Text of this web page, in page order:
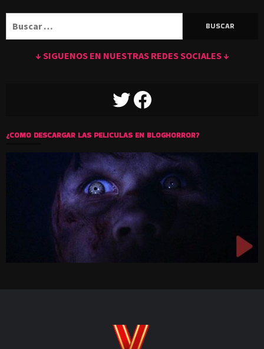
↓ SIGUENOS EN NUESTRAS REDES SOCIALES ↓
TWITTERFACEBOOK
¿COMO DESCARGAR LAS PELICULAS EN BLOGHORROR?